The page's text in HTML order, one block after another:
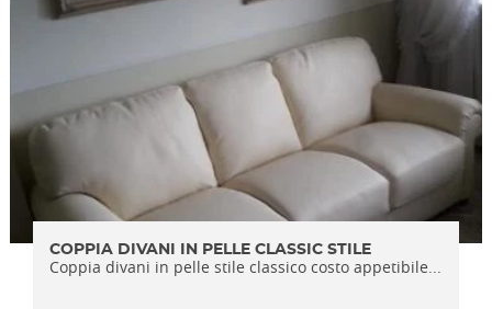
COPPIA DIVANI IN PELLE CLASSIC STILE
Coppia divani in pelle stile classico costo appetibile...